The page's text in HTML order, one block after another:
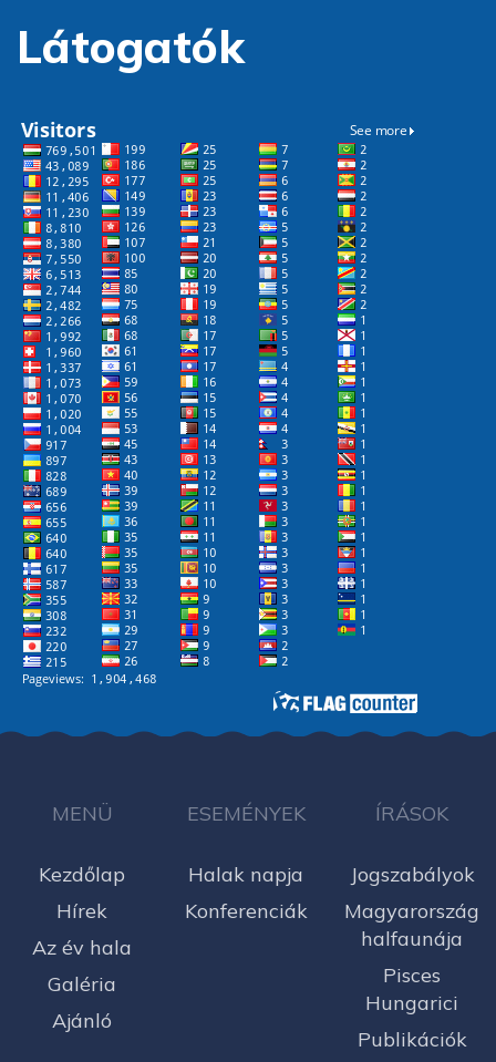
Látogatók
MENÜ
Kezdőlap
Hírek
Az év hala
Galéria
Ajánló
ESEMÉNYEK
Halak napja
Konferenciák
ÍRÁSOK
Jogszabályok
Magyarország
halfaunája
Pisces
Hungarici
Publikációk